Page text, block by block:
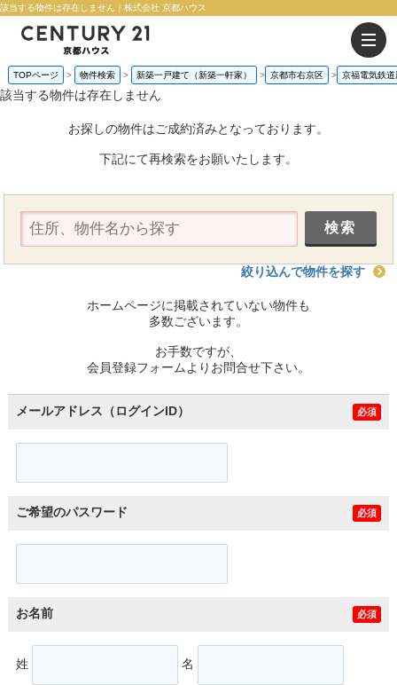
該当する物件は存在しません｜株式会社 京都ハウス
TOPページ 物件検索 新築一戸建て（新築一軒家） 京都市右京区 京福電気鉄
該当する物件は存在しません
お探しの物件はご成約済みとなっております。
下記にて再検索をお願いたします。
絞り込んで物件を探す
ホームページに掲載されていない物件も
多数ございます。
お手数ですが、
会員登録フォームよりお問合せ下さい。
メールアドレス（ログインID） 必須
ご希望のパスワード 必須
お名前 必須
姓 名